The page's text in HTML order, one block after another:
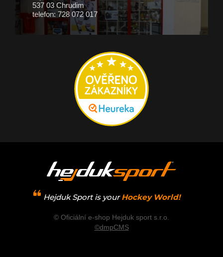
537 03 Chrudim
telefon: 728 072 017
Hejduk Sport is your Hockey World!
© Oficiální e-shop Hejduk sport s.r.o.
©dmpCMS